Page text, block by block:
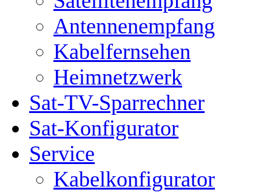
Antennenempfang
Kabelfernsehen
Heimnetzwerk
Sat-TV-Sparrechner
Sat-Konfigurator
Service
Kabelkonfigurator